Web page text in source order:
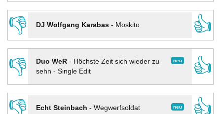
👎
DJ Wolfgang Karabas- Moskito
👍
👎
neu
Duo WeR- Höchste Zeit sich wieder zu
sehn - Single Edit
👍
👎
neu
Echt Steinbach - Wegwerfsoldat
👍